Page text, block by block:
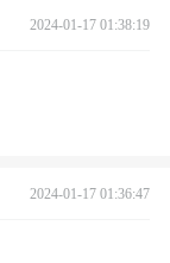
2024-01-17 01:38:19
2024-01-17 01:36:47